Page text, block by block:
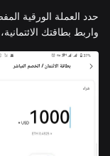
حدد العملة الورقية
واربط بطاقتك